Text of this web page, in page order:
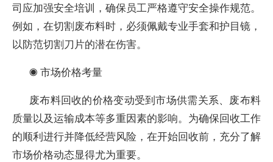
司应加强安全培训，确保员工严格遵守安全操作规范。
例如，在切割废布料时，必须佩戴专业手套和护目镜，
以防范切割刀片的潜在伤害。
◉ 市场价格考量
废布料回收的价格变动受到市场供需关系、废布料
质量以及运输成本等多重因素的影响。为确保回收工作
的顺利进行并降低经营风险，在开始回收前，充分了解
市场价格动态显得尤为重要。